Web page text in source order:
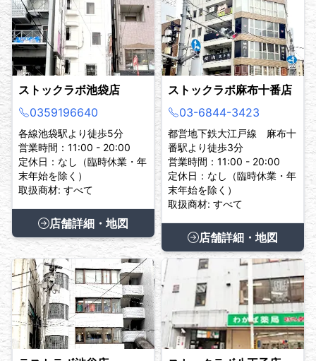
ストックラボ池袋店
0359196640
各線池袋駅より徒歩5分
営業時間：11:00 - 20:00
定休日：なし（臨時休業・年
末年始を除く）
取扱商材: すべて
店舗詳細・地図
ストックラボ麻布十番店
03-6844-3423
都営地下鉄大江戸線 麻布十
番駅より徒歩3分
営業時間：11:00 - 20:00
定休日：なし（臨時休業・年
末年始を除く）
取扱商材: すべて
店舗詳細・地図